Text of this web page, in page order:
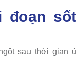
đoạn sốt
sau thời gian ủ